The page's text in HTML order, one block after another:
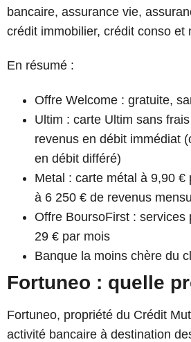
bancaire, assurance vie,
crédit immobilier, crédit conso et
En résumé :
Offre Welcome : gratuite,
Ultim : carte Ultim sans
revenus en débit immédiat
en débit différé)
Metal : carte métal à 9,90
à 6 250 € de revenus
Offre BoursoFirst :
29 € par mois
Banque la moins chère du
Fortuneo : quelle
Fortuneo, propriété du Crédit
activité bancaire à destination